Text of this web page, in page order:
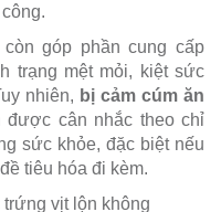
góp phần cung cấp
trạng mệt mỏi, kiệt sức
nhiên, bị cảm cúm ăn
được cân nhắc theo chỉ
sức khỏe, đặc biệt nếu
tiêu hóa đi kèm.